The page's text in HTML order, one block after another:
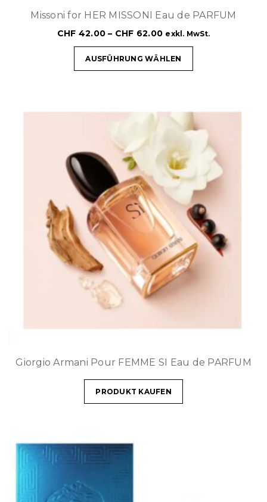
Missoni for HER MISSONI Eau de PARFUM
CHF 42.00 – CHF 62.00 exkl. MwSt.
AUSFÜHRUNG WÄHLEN
Giorgio Armani Pour FEMME SI Eau de PARFUM
PRODUKT KAUFEN